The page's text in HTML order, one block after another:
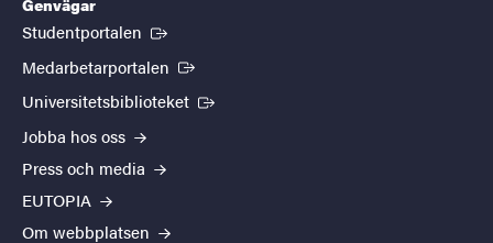
Studentportalen (Extern länk)
Medarbetarportalen (Extern länk)
Universitetsbiblioteket (Extern länk)
Jobba hos oss
Press och media
EUTOPIA
Om webbplatsen